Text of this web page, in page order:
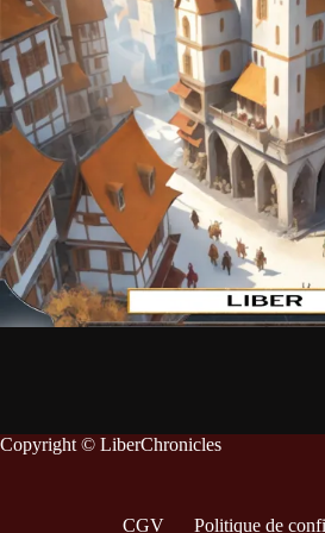
Copyright © LiberChronicles
CGV Politique de